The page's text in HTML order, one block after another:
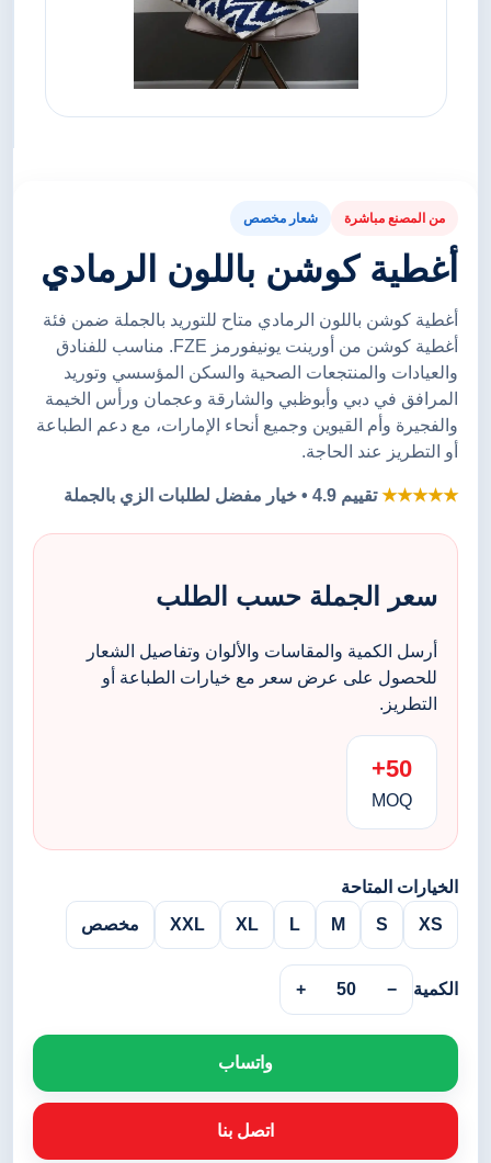
من المصنع مباشرة شعار مخصص
أغطية كوشن باللون الرمادي
أغطية كوشن باللون الرمادي متاح للتوريد بالجملة ضمن فئة
أغطية كوشن من أورينت يونيفورمز FZE. مناسب للفنادق
والعيادات والمنتجعات الصحية والسكن المؤسسي وتوريد
المرافق في دبي وأبوظبي والشارقة وعجمان ورأس الخيمة
والفجيرة وأم القيوين وجميع أنحاء الإمارات، مع دعم الطباعة
أو التطريز عند الحاجة.
★★★★★تقييم 4.9 • خيار مفضل لطلبات الزي بالجملة
سعر الجملة حسب الطلب
أرسل الكمية والمقاسات والألوان وتفاصيل الشعار
للحصول على عرض سعر مع خيارات الطباعة أو
التطريز.
50+
MOQ
الخيارات المتاحة
XS
S
M
L
XL
XXL مخصص
الكمية −
50
+
واتساب
اتصل بنا